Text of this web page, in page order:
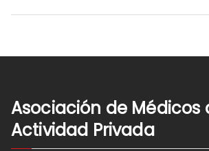
Asociación de Médicos
Actividad Privada